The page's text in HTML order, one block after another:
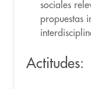
sociales
propuestas
Actitudes: